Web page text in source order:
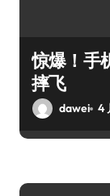
惊爆！手
摔飞
dawei 4